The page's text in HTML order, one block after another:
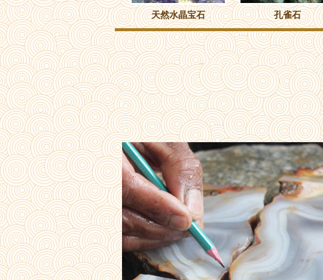
天然水晶宝石 孔雀石